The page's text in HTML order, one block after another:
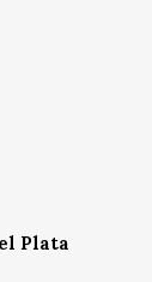
Plata